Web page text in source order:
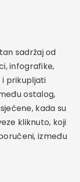
sadržaj od
infografike,
prikupljati
ostalog,
kada su
kliknuto, koji
između